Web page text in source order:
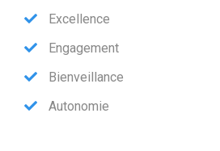
Excellence
Engagement
Bienveillance
Autonomie